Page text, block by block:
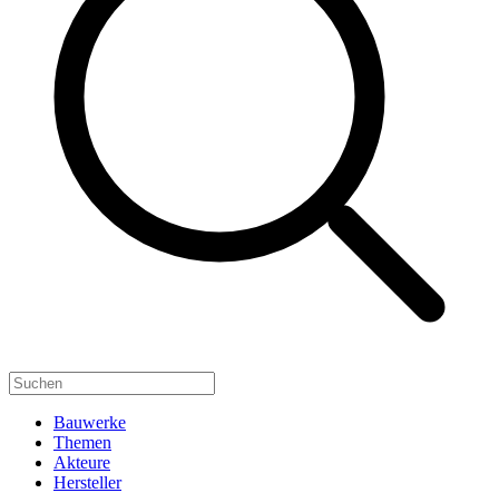
Bauwerke
Themen
Akteure
Hersteller